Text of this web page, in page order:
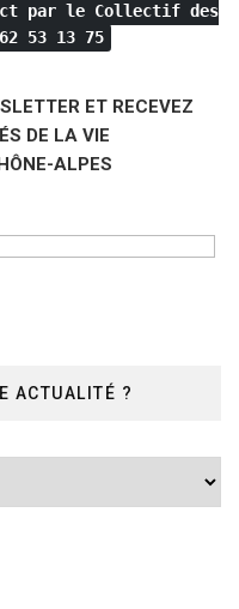
par le Collectif des
53 13 75
ET RECEVEZ
DE LA VIE
ALPES
ACTUALITÉ ?